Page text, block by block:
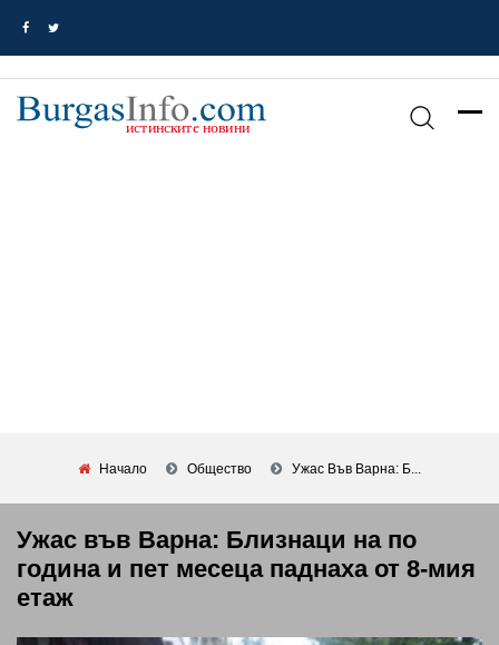
Начало Общество Ужас Във Варна: Б...
Ужас във Варна: Близнаци на по
година и пет месеца паднаха от 8-мия
етаж